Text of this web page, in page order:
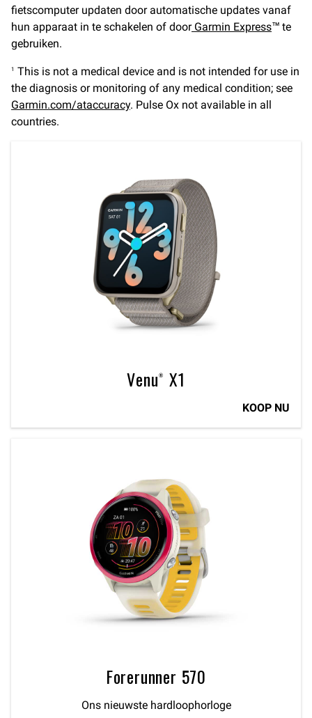
fietscomputer updaten door automatische updates vanaf
hun apparaat in te schakelen of doorGarmin Express™ te
gebruiken.
1 This is not a medical device and is not intended for use in
the diagnosis or monitoring of any medical condition; see
Garmin.com/ataccuracy. Pulse Ox not available in all
countries.
Venu® X1
KOOP NU
Forerunner 570
Ons nieuwste hardloophorloge